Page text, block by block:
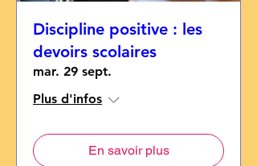
Discipline positive : les
devoirs scolaires
mar. 29 sept.
Plus d'infos
En savoir plus